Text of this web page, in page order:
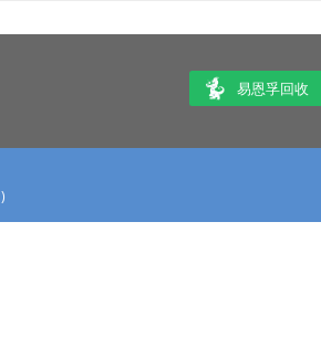
易恩孚回收
)